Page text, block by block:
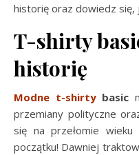
historię oraz dowiedz się,
T-shirty
historię
Modne t-shirtybasic
przemiany polityczne
się na przełomie
początku! Dawniej